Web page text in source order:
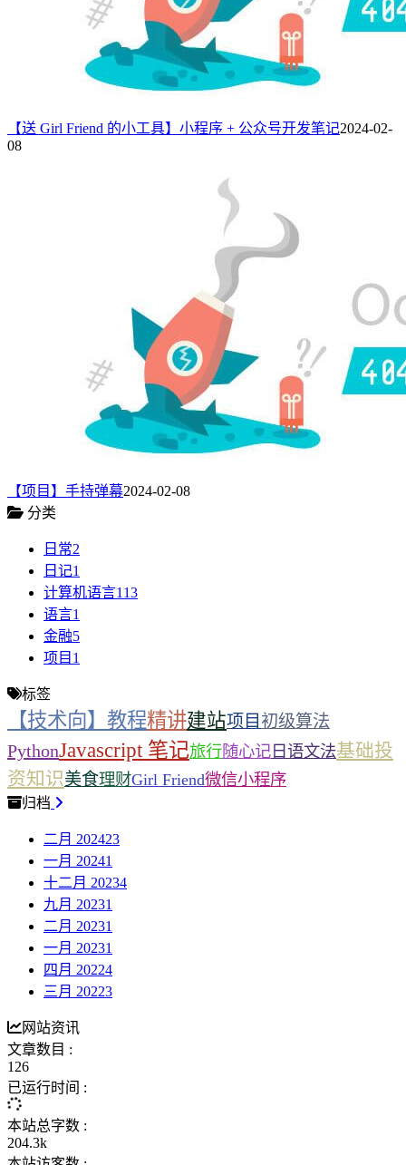
【送 Girl Friend 的小工具】小程序 + 公众号开发笔记2024-02-
08
【项目】手持弹幕2024-02-08
分类
日常2
日记1
计算机语言113
语言1
金融5
项目 1
标签
【技术向】教程精讲建站项目 初级算法
PythonJavascript 笔记旅行随心记 日语文法基础投
资知识美食理财Girl Friend微信小程序
归档
二月 202423
一月 20241
十二月 20234
九月 20231
二月 20231
一月 20231
四月 20224
三月 20223
网站资讯
文章数目 :
126
已运行时间 :
本站总字数 :
204.3k